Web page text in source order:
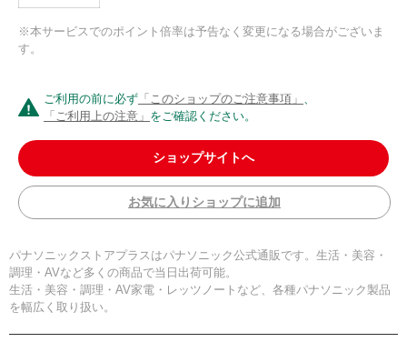
※本サービスでのポイント倍率は予告なく変更になる場合がございま
す。
ご利用の前に必ず 「このショップのご注意事項」 、
「ご利用上の注意」 をご確認ください。
ショップサイトへ
お気に入りショップに追加
パナソニックストアプラスはパナソニック公式通販です。生活・美容・
調理・AVなど多くの商品で当日出荷可能。
生活・美容・調理・AV家電・レッツノートなど、各種パナソニック製品
を幅広く取り扱い。